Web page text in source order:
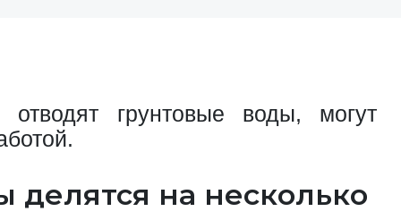
грунтовые воды, могут
делятся на несколько